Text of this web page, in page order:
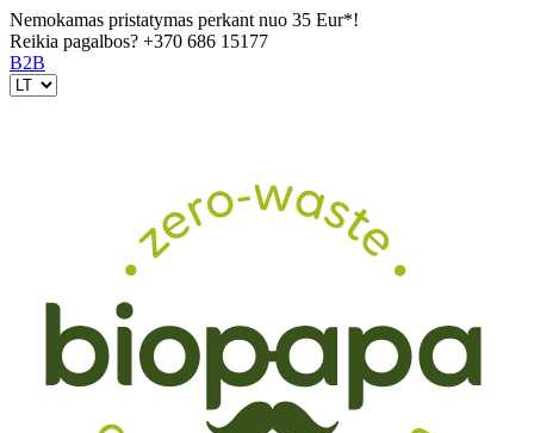
Nemokamas pristatymas perkant nuo 35 Eur*!
Reikia pagalbos? +370 686 15177
B2B